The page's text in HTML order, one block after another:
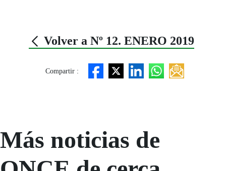
Volver a Nº 12. ENERO 2019
Compartir :
Más noticias de